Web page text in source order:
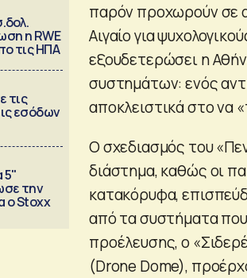
η RWE
τις ΗΠΑ
τις
εσόδων
5"
την
ο Stoxx
παρόν προχωρούν σε
Αιγαίο για
εξουδετερώσει η
συστημάτων: ενός
αποκλειστικά στο να
O σχεδιασμός του
διάστημα, καθώς οι
κατακόρυφα,
από τα συστήματα που
προέλευσης, ο
(Drone Dome),